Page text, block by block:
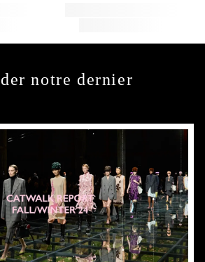
notre dernier